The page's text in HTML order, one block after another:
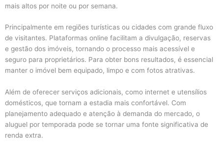
mais altos por noite ou por semana.
Principalmente em regiões turísticas ou cidades com grande fluxo
de visitantes. Plataformas online facilitam a divulgação, reservas
e gestão dos imóveis, tornando o processo mais acessível e
seguro para proprietários. Para obter bons resultados, é essencial
manter o imóvel bem equipado, limpo e com fotos atrativas.
Além de oferecer serviços adicionais, como internet e utensílios
domésticos, que tornam a estadia mais confortável. Com
planejamento adequado e atenção à demanda do mercado, o
aluguel por temporada pode se tornar uma fonte significativa de
renda extra.